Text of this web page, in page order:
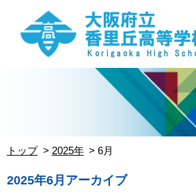
トップ 2025年 6月
2025年6月アーカイブ